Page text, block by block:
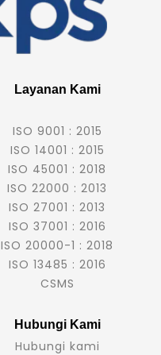
Layanan Kami
ISO 9001 : 2015
ISO 14001 : 2015
ISO 45001 : 2018
ISO 22000 : 2013
ISO 27001 : 2013
ISO 37001 : 2016
ISO 20000-1 : 2018
ISO 13485 : 2016
CSMS
Hubungi Kami
Hubungi kami